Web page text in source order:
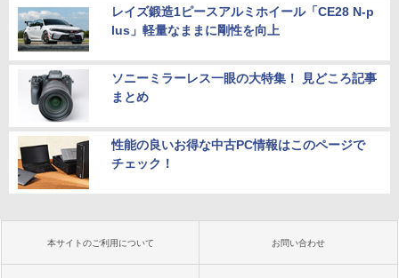
レイズ鍛造1ピースアルミホイール「CE28 N-p
lus」軽量なままに剛性を向上
ソニーミラーレス一眼の大特集！ 見どころ記事
まとめ
性能の良いお得な中古PC情報はこのページで
チェック！
本サイトのご利用について お問い合わせ